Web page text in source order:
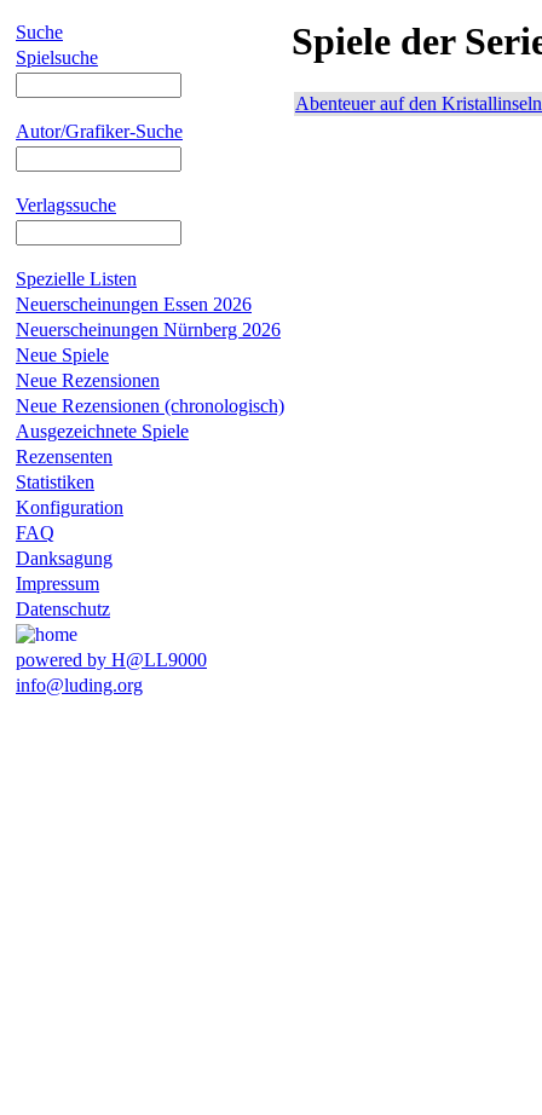
Suche
Spielsuche
Autor/Grafiker-Suche
Verlagssuche
Spezielle Listen
Neuerscheinungen Essen 2026
Neuerscheinungen Nürnberg 2026
Neue Spiele
Neue Rezensionen
Neue Rezensionen (chronologisch)
Ausgezeichnete Spiele
Rezensenten
Statistiken
Konfiguration
FAQ
Danksagung
Impressum
Datenschutz
powered by H@LL9000
info@luding.org
Spiele der
Abenteuer auf den Kristallinseln